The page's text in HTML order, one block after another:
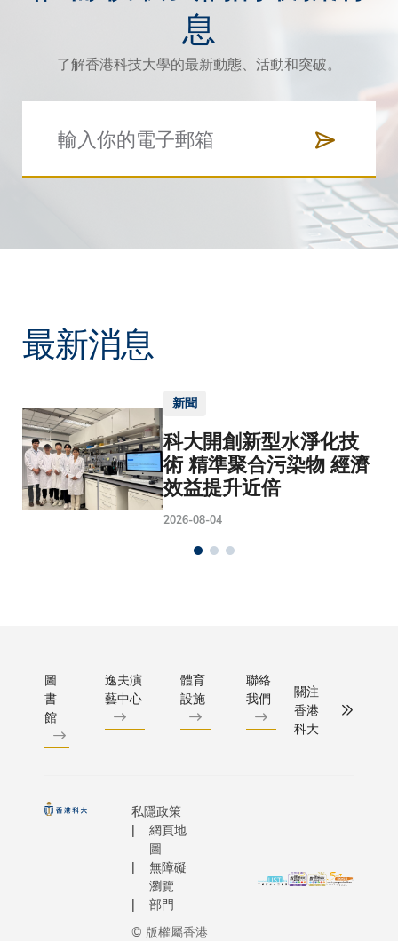
息
了解香港科技大學的最新動態、活動和突破。
最新消息
新聞
科大開創新型水淨化技
術 精準聚合污染物 經濟
效益提升近倍
2026-08-04
圖
書
館
逸夫演
藝中心
體育
設施
聯絡
我們
關注
香港
科大
私隱政策
網頁地
圖
無障礙
瀏覽
部門
© 版權屬香港